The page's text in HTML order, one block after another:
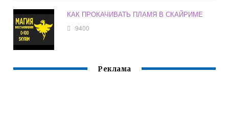
КАК ПРОКАЧИВАТЬ ПЛАМЯ В СКАЙРИМЕ
9400
Реклама